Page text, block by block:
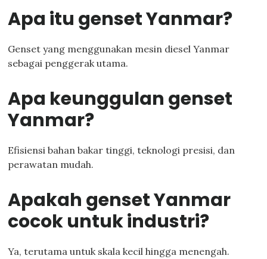
Apa itu genset Yanmar?
Genset yang menggunakan mesin diesel Yanmar
sebagai penggerak utama.
Apa keunggulan genset
Yanmar?
Efisiensi bahan bakar tinggi, teknologi presisi, dan
perawatan mudah.
Apakah genset Yanmar
cocok untuk industri?
Ya, terutama untuk skala kecil hingga menengah.